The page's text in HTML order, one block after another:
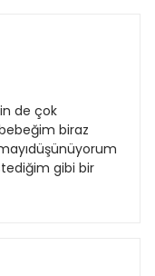
de çok
biraz
gibi bir